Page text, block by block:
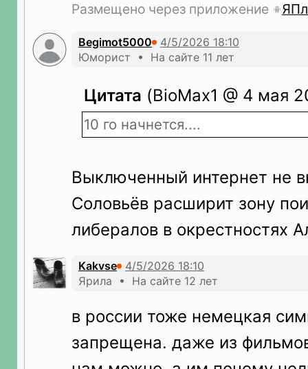
Размещено через приложение
Begimot5000
Юморист • На сайте 11 лет
Цитата (BioMax1 @ 4 мая
10 го начнется....
Выключенный интернет не
Соловьёв расширит зону
либералов в окрестностях
Kakvse
Ярила • На сайте 12 лет
в россии тоже немецкая
запрещена. даже из